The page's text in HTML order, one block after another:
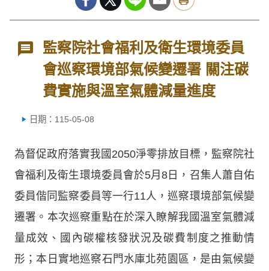
監察院社會福利及衛生環境委員
會巡察環境部氣候變遷署 關注碳
費實施與溫室氣體減量進度
日期：115-05-08
為督促政府落實我國2050淨零排放目標，監察院社
會福利及衛生環境委員會於5月8日，召集人蕭自佑
委員偕同監察委員等一行11人，巡察環境部氣候變
遷署。本次巡察重點在於深入瞭解我國溫室氣體減
量成效、國內碳權核發狀況及碳費制度之推動情
形；本日實地巡察石門水庫北苑園區，是由氣候變